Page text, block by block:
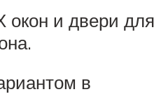
окон и двери для
в